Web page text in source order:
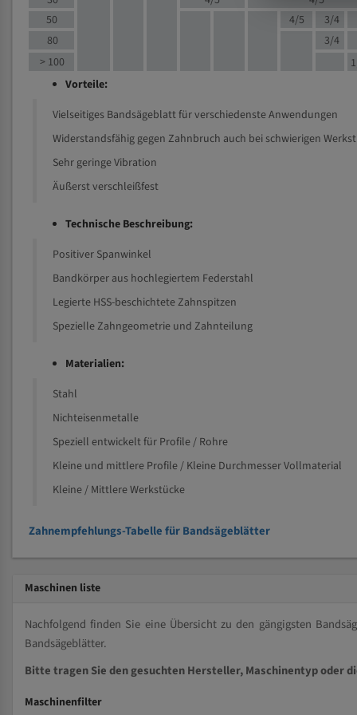
50
4/5 3/4
80
3/4
> 100
Vorteile:
Vielseitiges Bandsägeblatt für verschiedenste Anwendungen
Widerstandsfähig gegen Zahnbruch auch bei schwierigen
Sehr geringe Vibration
Äußerst verschleißfest
Technische Beschreibung:
Positiver Spanwinkel
Bandkörper aus hochlegiertem Federstahl
Legierte HSS-beschichtete Zahnspitzen
Spezielle Zahngeometrie und Zahnteilung
Materialien:
Stahl
Nichteisenmetalle
Speziell entwickelt für Profile / Rohre
Kleine und mittlere Profile / Kleine Durchmesser Vollmaterial
Kleine / Mittlere Werkstücke
Zahnempfehlungs-Tabelle für Bandsägeblätter
Maschinen liste
Nachfolgend finden Sie eine Übersicht zu den gängigsten
Bandsägeblätter.
Bitte tragen Sie den gesuchten Hersteller, Maschinentyp oder
Maschinenfilter